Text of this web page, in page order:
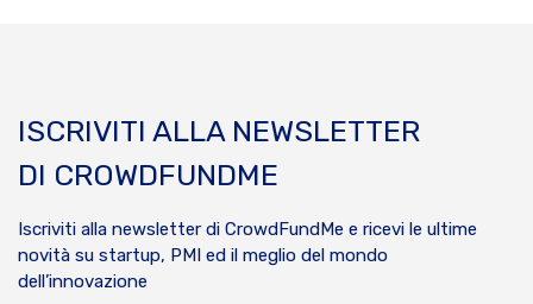
ISCRIVITI ALLA NEWSLETTER
DI CROWDFUNDME
Iscriviti alla newsletter di CrowdFundMe e ricevi le ultime
novità su startup, PMI ed il meglio del mondo
dell’innovazione